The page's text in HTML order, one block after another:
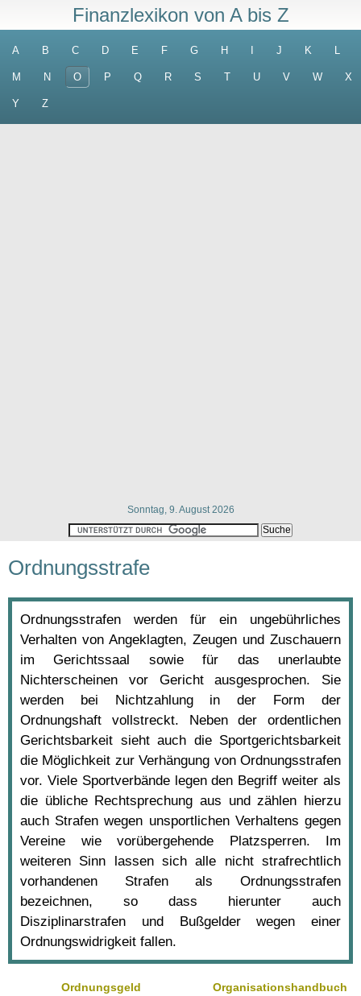
Finanzlexikon von A bis Z
A B C D E F G H J K L
M N O P Q R S T U V W X
Y Z
Sonntag, 9. August 2026
Ordnungsstrafe
Ordnungsstrafen werden für ein ungebührliches
Verhalten von Angeklagten, Zeugen und Zuschauern
im Gerichtssaal sowie für das unerlaubte
Nichterscheinen vor Gericht ausgesprochen. Sie
werden bei Nichtzahlung in der Form der
Ordnungshaft vollstreckt. Neben der ordentlichen
Gerichtsbarkeit sieht auch die Sportgerichtsbarkeit
die Möglichkeit zur Verhängung von Ordnungsstrafen
vor. Viele Sportverbände legen den Begriff weiter als
die übliche Rechtsprechung aus und zählen hierzu
auch Strafen wegen unsportlichen Verhaltens gegen
Vereine wie vorübergehende Platzsperren. Im
weiteren Sinn lassen sich alle nicht strafrechtlich
vorhandenen Strafen als Ordnungsstrafen
bezeichnen, so dass hierunter auch
Disziplinarstrafen und Bußgelder wegen einer
Ordnungswidrigkeit fallen.
Ordnungsgeld Organisationshandbuch